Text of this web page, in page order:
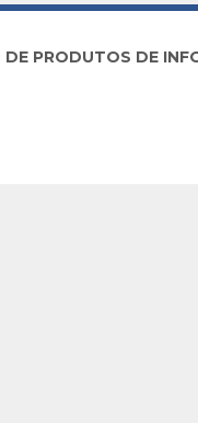
PRODUTOS DE